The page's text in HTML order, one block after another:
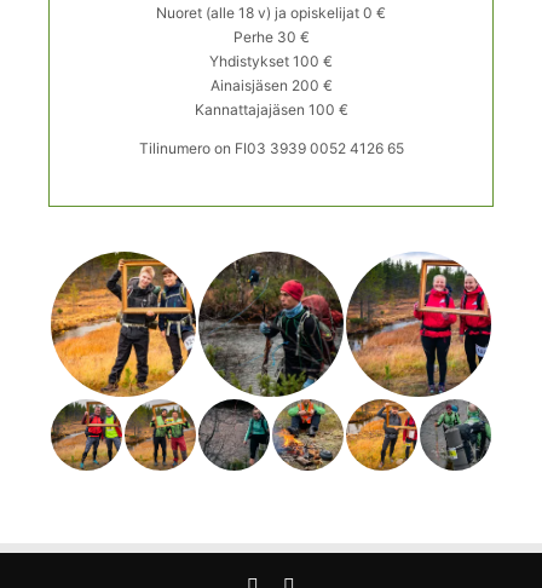
Nuoret (alle 18 v) ja opiskelijat 0 €
Perhe 30 €
Yhdistykset 100 €
Ainaisjäsen 200 €
Kannattajajäsen 100 €
Tilinumero on FI03 3939 0052 4126 65